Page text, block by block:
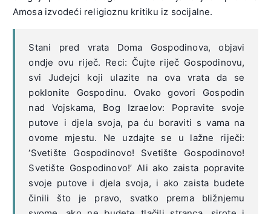
Amosa izvodeći religioznu kritiku iz socijalne.
Stani pred vrata Doma Gospodinova, objavi
ondje ovu riječ. Reci: Čujte riječ Gospodinovu,
svi Judejci koji ulazite na ova vrata da se
poklonite Gospodinu. Ovako govori Gospodin
nad Vojskama, Bog Izraelov: Popravite svoje
putove i djela svoja, pa ću boraviti s vama na
ovome mjestu. Ne uzdajte se u lažne riječi:
‘Svetište Gospodinovo! Svetište Gospodinovo!
Svetište Gospodinovo!’ Ali ako zaista popravite
svoje putove i djela svoja, i ako zaista budete
činili što je pravo, svatko prema bližnjemu